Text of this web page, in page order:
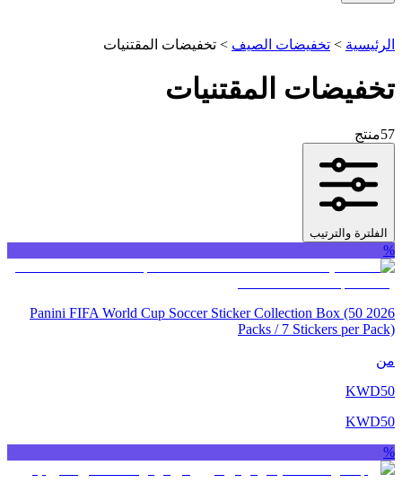
الرئيسية > تخفيضات الصيف > تخفيضات المقتنيات
تخفيضات المقتنيات
57منتج
الفلترة والترتيب
%
2026 Panini FIFA World Cup Soccer Sticker Collection Box (50
Packs / 7 Stickers per Pack)
من
KWD50
KWD50
%